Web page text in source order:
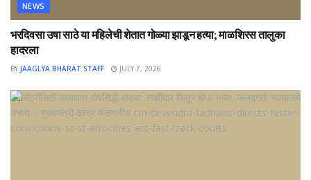
NEWS
भरदिवसा उषा साठे या महिलेची शेतात गोळ्या झाडून हत्या; माळशिरस तालुका
हादरला
BY JAAGLYA BHARAT STAFF JULY 7, 2026